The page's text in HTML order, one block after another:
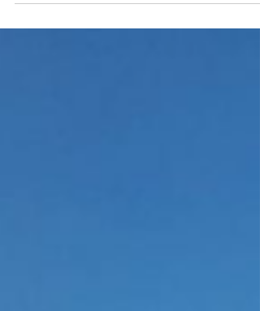
vehículos cargados con colchonetas y kits
de asistencia humanitaria, que permite